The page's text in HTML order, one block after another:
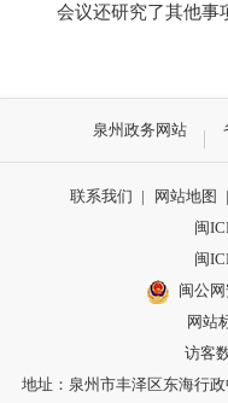
会议还研究了其他事
泉州政务网站
联系我们 | 网站地图 |
闽
闽
闽公
网站
访客
地址：泉州市丰泽区东海行